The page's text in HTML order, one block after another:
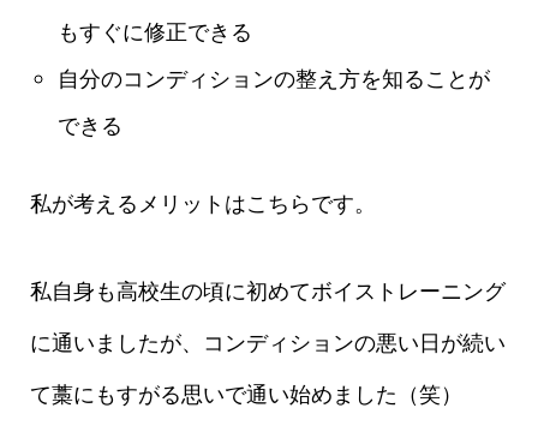
もすぐに修正できる
自分のコンディションの整え方を知ることが
できる
私が考えるメリットはこちらです。
私自身も高校生の頃に初めてボイストレーニング
に通いましたが、コンディションの悪い日が続い
て藁にもすがる思いで通い始めました（笑）